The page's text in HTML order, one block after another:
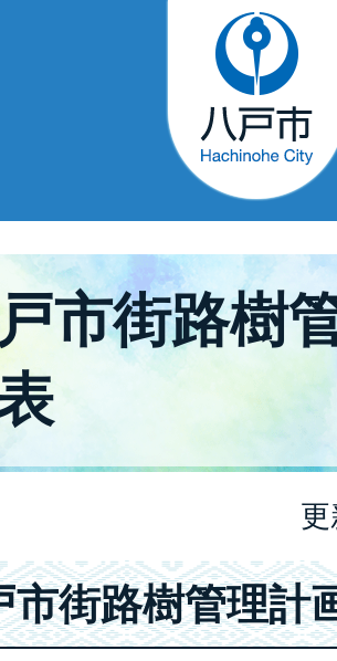
市街路樹
市街路樹管理計